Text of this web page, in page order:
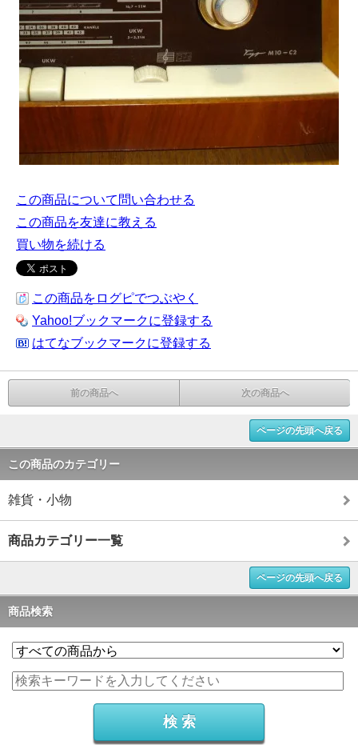
この商品について問い合わせる
この商品を友達に教える
買い物を続ける
この商品をログピでつぶやく
Yahoo!ブックマークに登録する
はてなブックマークに登録する
前の商品へ 次の商品へ
ページの先頭へ戻る
この商品のカテゴリー
雑貨・小物
商品カテゴリー一覧
ページの先頭へ戻る
商品検索